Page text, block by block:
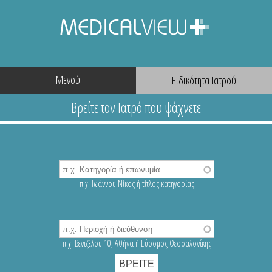
Μενού
π.χ. Ιωάννου Νίκος ή τίτλος κατηγορίας
π.χ. Βενιζέλου 10, Αθήνα ή Εύοσμος Θεσσαλονίκης